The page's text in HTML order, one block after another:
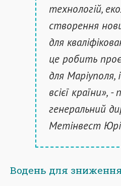
технологій,
створення
для
це робить
для Маріуполя,
всієї країни»,
генеральний
Метінвест
Водень для